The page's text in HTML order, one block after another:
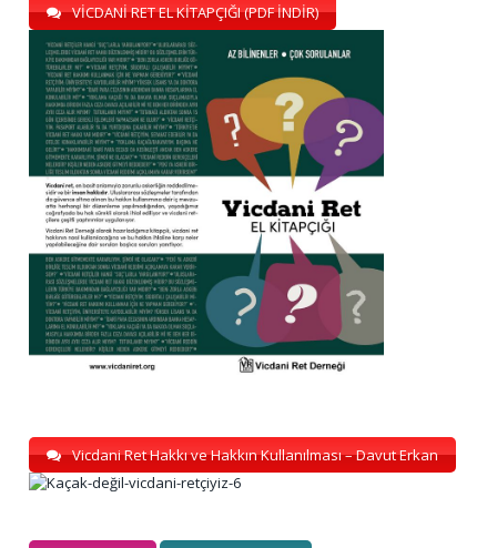
VİCDANİ RET EL KİTAPÇIĞI (PDF İNDİR)
Vicdani Ret Hakkı ve Hakkın Kullanılması – Davut Erkan